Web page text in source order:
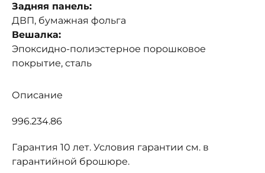
Задняя панель:
ДВП, бумажная фольга
Вешалка:
Эпоксидно-полиэстерное порошковое
покрытие, сталь
Описание
996.234.86
Гарантия 10 лет. Условия гарантии см. в
гарантийной брошюре.